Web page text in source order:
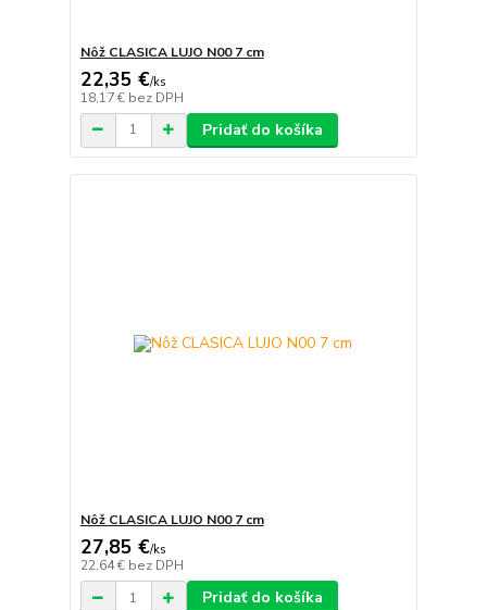
Nôž CLASICA LUJO N00 7 cm
22,35 €/ks
18,17 € bez DPH
Pridať do košíka
Nôž CLASICA LUJO N00 7 cm
27,85 €/ks
22,64 € bez DPH
Pridať do košíka